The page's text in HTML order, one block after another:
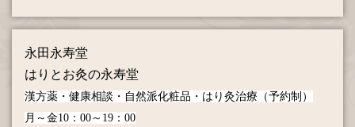
永田永寿堂
はりとお灸の永寿堂
漢方薬・健康相談・自然派化粧品・はり灸治療（予約制）
月～金10：00～19：00